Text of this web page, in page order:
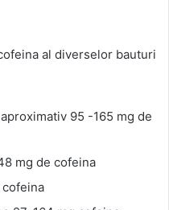
al diverselor bauturi
95 -165 mg de
mg de cofeina